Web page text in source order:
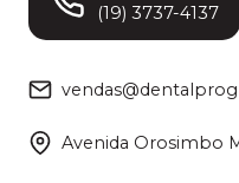
(19) 3737-4137
Avenida Orosimbo